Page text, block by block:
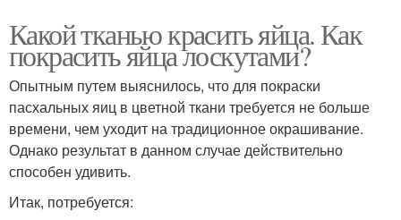
Какой тканью красить яйца. Как
покрасить яйца лоскутами?
Опытным путем выяснилось, что для покраски
пасхальных яиц в цветной ткани требуется не больше
времени, чем уходит на традиционное окрашивание.
Однако результат в данном случае действительно
способен удивить.
Итак, потребуется: